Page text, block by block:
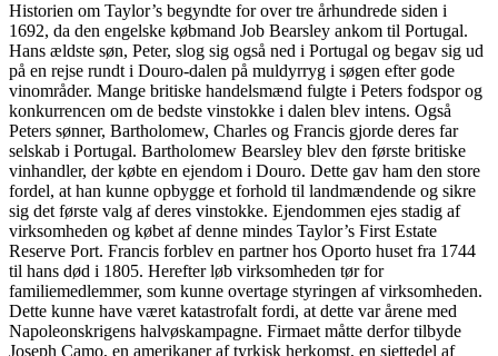
Historien om Taylor’s begyndte for over tre århundrede siden i
1692, da den engelske købmand Job Bearsley ankom til Portugal.
Hans ældste søn, Peter, slog sig også ned i Portugal og begav sig ud
på en rejse rundt i Douro-dalen på muldyrryg i søgen efter gode
vinområder. Mange britiske handelsmænd fulgte i Peters fodspor og
konkurrencen om de bedste vinstokke i dalen blev intens. Også
Peters sønner, Bartholomew, Charles og Francis gjorde deres far
selskab i Portugal. Bartholomew Bearsley blev den første britiske
vinhandler, der købte en ejendom i Douro. Dette gav ham den store
fordel, at han kunne opbygge et forhold til landmændende og sikre
sig det første valg af deres vinstokke. Ejendommen ejes stadig af
virksomheden og købet af denne mindes Taylor’s First Estate
Reserve Port. Francis forblev en partner hos Oporto huset fra 1744
til hans død i 1805. Herefter løb virksomheden tør for
familiemedlemmer, som kunne overtage styringen af virksomheden.
Dette kunne have været katastrofalt fordi, at dette var årene med
Napoleonskrigens halvøskampagne. Firmaet måtte derfor tilbyde
Joseph Camo, en amerikaner af tyrkisk herkomst, en sjettedel af